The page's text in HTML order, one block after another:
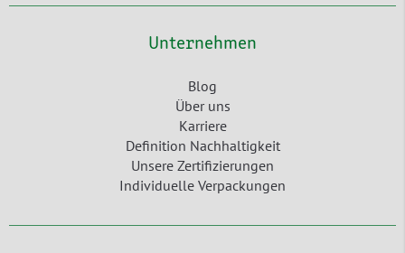
Unternehmen
Blog
Über uns
Karriere
Definition Nachhaltigkeit
Unsere Zertifizierungen
Individuelle Verpackungen